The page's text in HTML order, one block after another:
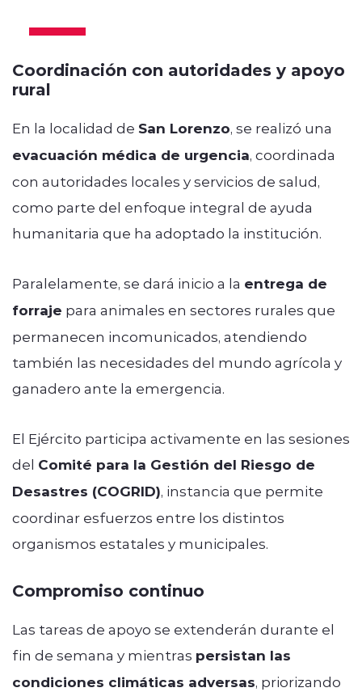
Coordinación con autoridades y apoyo
rural
En la localidad de San Lorenzo, se realizó una
evacuación médica de urgencia, coordinada
con autoridades locales y servicios de salud,
como parte del enfoque integral de ayuda
humanitaria que ha adoptado la institución.
Paralelamente, se dará inicio a la entrega de
forraje para animales en sectores rurales que
permanecen incomunicados, atendiendo
también las necesidades del mundo agrícola y
ganadero ante la emergencia.
El Ejército participa activamente en las sesiones
del Comité para la Gestión del Riesgo de
Desastres (COGRID), instancia que permite
coordinar esfuerzos entre los distintos
organismos estatales y municipales.
Compromiso continuo
Las tareas de apoyo se extenderán durante el
fin de semana y mientras persistan las
condiciones climáticas adversas, priorizando